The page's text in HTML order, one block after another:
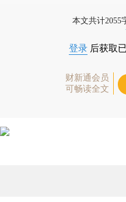
本文共计2055
登录 后获取
财新通会员
可畅读全文